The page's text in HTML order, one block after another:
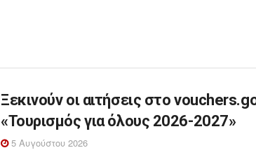
Ξεκινούν οι αιτήσεις στο
«Τουρισμός για όλους 2026-2027»
5 Αυγούστου 2026